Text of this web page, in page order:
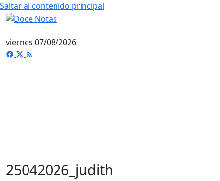
Saltar al contenido principal
viernes 07/08/2026
25042026_judith